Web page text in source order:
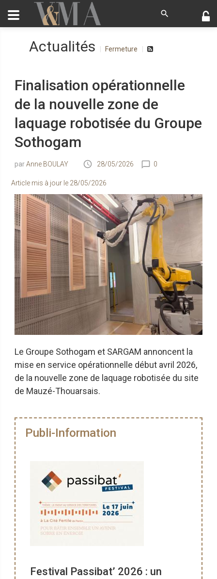
Actualités Fermeture
Finalisation opérationnelle
de la nouvelle zone de
laquage robotisée du Groupe
Sothogam
Anne BOULAY 28/05/2026 0
Article mis à jour le 28/05/2026
Le Groupe Sothogam et SARGAM annoncent la
mise en service opérationnelle début avril 2026,
de la nouvelle zone de laquage robotisée du site
de Mauzé-Thouarsais.
Publi-Information
Festival Passibat’ 2026 : un